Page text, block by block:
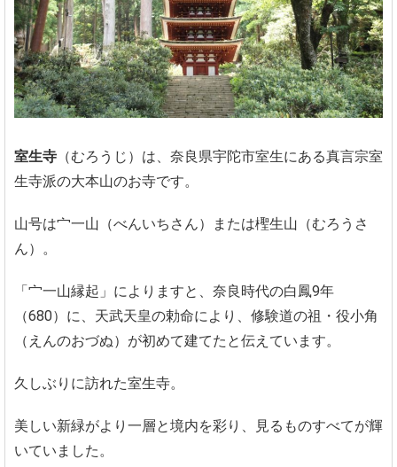
室生寺 （むろうじ）は、奈良県宇陀市室生にある真言宗室
生寺派の大本山のお寺です。
山号は宀一山（べんいちさん）または檉生山（むろうさ
ん）。
「宀一山縁起」によりますと、奈良時代の白鳳9年
（680）に、天武天皇の勅命により、修験道の祖・役小角
（えんのおづぬ）が初めて建てたと伝えています。
久しぶりに訪れた室生寺。
美しい新緑がより一層と境内を彩り、見るものすべてが輝
いていました。